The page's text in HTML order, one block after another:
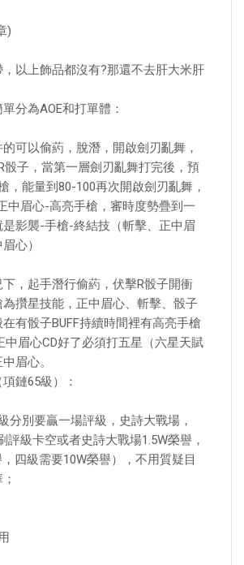
)
以上飾品都沒有?那還不去肝大米肝
分為AOE和打單體：
可以偷葯，脫潛，開啟劍刃亂舞，
骰子，當第一層劍刃亂舞打完後，預
，能量到80-100再次開啟劍刃亂舞，
中眉心-高亮手槍，審時度勢疊到一
影襲-手槍-終結技（斬擊、正中眉
心）
，起手潛行偷葯，伏擊R骰子開衝
攢星技能，正中眉心、斬擊、骰子
有骰子BUFF持續時間裡有高亮手槍
中眉心CD好了必須打五星（六星天賦
眉心。
鏈65級）：
分別要贏一場評級，史詩大戰場，
評級卡空或者史詩大戰場1.5W榮譽，
四級需要10W榮譽），不用質疑目